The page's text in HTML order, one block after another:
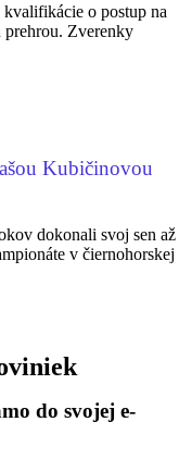
o postup na
prehrou. Zverenky
Kubičinovou
dokonali svoj sen až
v čiernohorskej
do svojej e-